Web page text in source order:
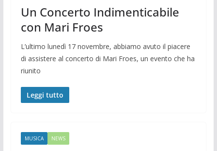
Un Concerto Indimenticabile
con Mari Froes
L’ultimo lunedì 17 novembre, abbiamo avuto il piacere
di assistere al concerto di Mari Froes, un evento che ha
riunito
Leggi tutto
MUSICA NEWS